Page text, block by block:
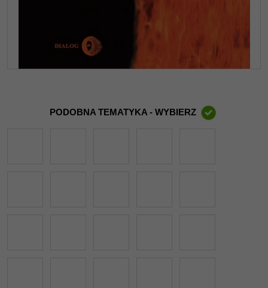
PODOBNA TEMATYKA - WYBIERZ